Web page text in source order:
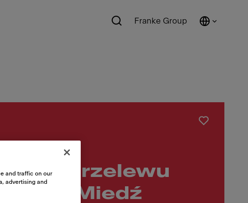
Franke Group
przelewu
Miedź
and traffic on our
advertising and